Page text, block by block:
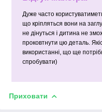
Дуже часто
що кріпляться вони на
не дінуться і дитина не
проковтнути цю деталь.
використанні, що ще
спробувати)
Приховати